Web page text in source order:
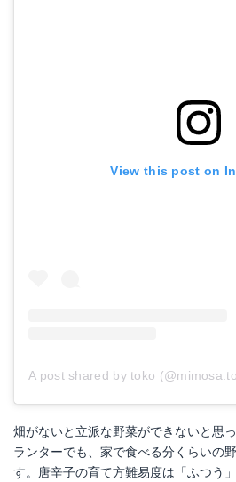
View this post on
A post shared by toko
畑がないと立派な野菜ができないと思
ランターでも、家で食べる分くらいの
す。唐辛子の育て方難易度は「ふつう